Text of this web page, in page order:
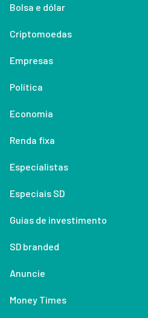
Bolsa e dólar
Criptomoedas
Empresas
Política
Economia
Renda fixa
Especialistas
Especiais SD
Guias de investimento
SD branded
Anuncie
Money Times